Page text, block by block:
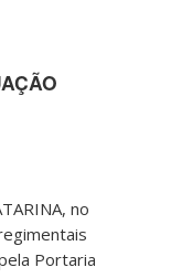
no
Portaria